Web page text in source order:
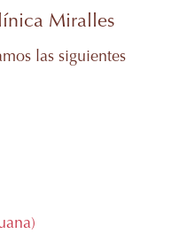
Miralles
las siguientes